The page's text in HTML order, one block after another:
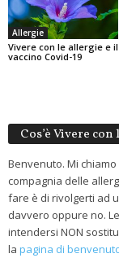
Allergie
Vivere con le allergie e il
vaccino Covid-19
Cos’è Vivere
Benvenuto. Mi
compagnia delle
fare è di rivolgerti ad
davvero oppure no.
intendersi NON
la pagina di